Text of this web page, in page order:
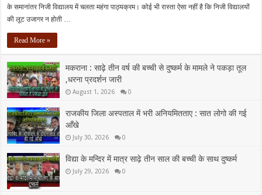
के समानांतर निजी विद्यालय में चलता महंगा पाठ्यक्रम। कोई भी रास्ता ऐसा नहीं है कि निजी विद्यालयों
की लूट उजागर न होती …
Read More »
मकराना : साढ़े तीन वर्ष की बच्ची से दुष्कर्म के मामले ने पकड़ा तूल
,धरना प्रदर्शन जारी
August 1, 2026 0
राजकीय जिला अस्पताल में भरी अनियमितताए : सात लोगो की गई
आँखे
July 30, 2026 0
विद्या के मन्दिर में मात्र साढ़े तीन साल की बच्ची के साथ दुष्कर्म
July 29, 2026 0